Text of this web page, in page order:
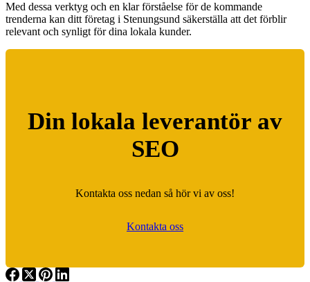
Med dessa verktyg och en klar förståelse för de kommande
trenderna kan ditt företag i Stenungsund säkerställa att det förblir
relevant och synligt för dina lokala kunder.
Din lokala leverantör av
SEO
Kontakta oss nedan så hör vi av oss!
Kontakta oss